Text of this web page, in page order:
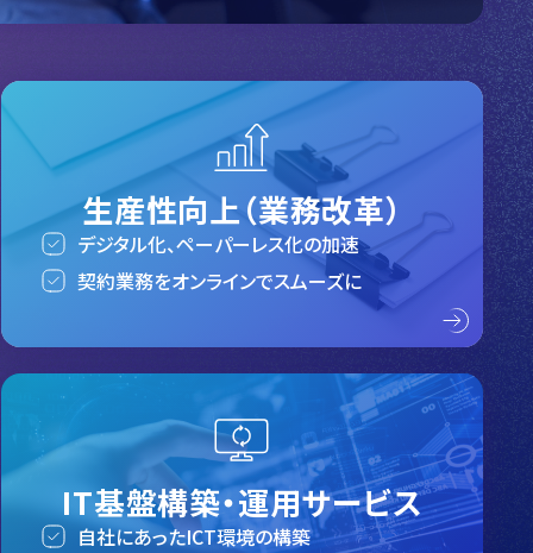
生産性向上（業務改革）
デジタル化、ペーパーレス化の加速
契約業務をオンラインでスムーズに
IT基盤構築・運用サービス
自社にあったICT環境の構築